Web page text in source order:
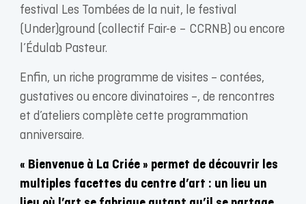
festival Les Tombées de la nuit, le festival
(Under)ground (collectif Fair-e – CCRNB) ou encore
l’Édulab Pasteur.
Enfin, un riche programme de visites – contées,
gustatives ou encore divinatoires –, de rencontres
et d’ateliers complète cette programmation
anniversaire.
« Bienvenue à La Criée » permet de découvrir les
multiples facettes du centre d’art : un lieu un